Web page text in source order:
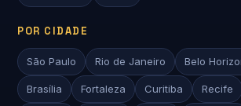
POR CIDADE
São Paulo Rio de Janeiro Belo
Brasília Fortaleza Curitiba Recife